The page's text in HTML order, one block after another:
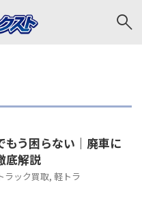
もう困らない｜廃車に
底解説
ラック買取, 軽トラ